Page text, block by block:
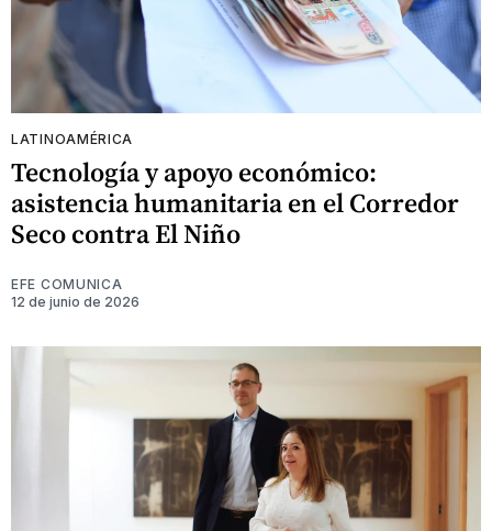
LATINOAMÉRICA
Tecnología y apoyo económico:
asistencia humanitaria en el Corredor
Seco contra El Niño
EFE COMUNICA
12 de junio de 2026